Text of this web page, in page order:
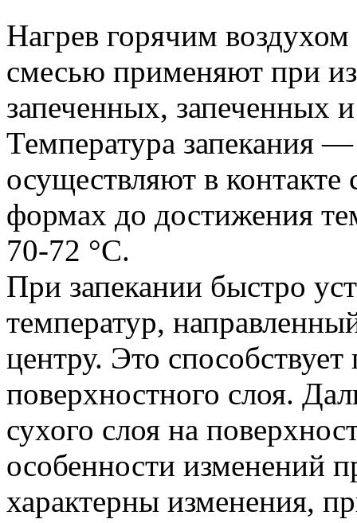
Нагрев горячим
смесью применяют при
запеченных, запеченных
Температура запекания
осуществляют в
формах до достижения
70-72 °С.
При запекании быстро
температур,
центру. Это
поверхностного слоя.
сухого слоя на
особенности изменений
характерны изменения,